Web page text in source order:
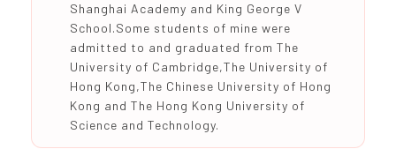
Shanghai Academy and King George V
School.Some students of mine were
admitted to and graduated from The
University of Cambridge,The University of
Hong Kong,The Chinese University of Hong
Kong and The Hong Kong University of
Science and Technology.